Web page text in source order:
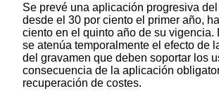
Se prevé una aplicación progresiva
desde el 30 por ciento el primer año,
ciento en el quinto año de su vigencia.
se atenúa temporalmente el efecto de
del gravamen que deben soportar los
consecuencia de la aplicación
recuperación de costes.